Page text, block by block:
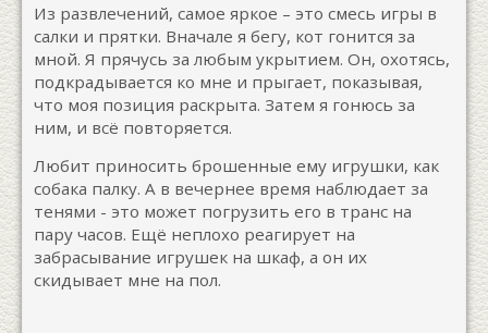
Из развлечений, самое яркое – это смесь игры в
салки и прятки. Вначале я бегу, кот гонится за
мной. Я прячусь за любым укрытием. Он, охотясь,
подкрадывается ко мне и прыгает, показывая,
что моя позиция раскрыта. Затем я гонюсь за
ним, и всё повторяется.
Любит приносить брошенные ему игрушки, как
собака палку. А в вечернее время наблюдает за
тенями - это может погрузить его в транс на
пару часов. Ещё неплохо реагирует на
забрасывание игрушек на шкаф, а он их
скидывает мне на пол.